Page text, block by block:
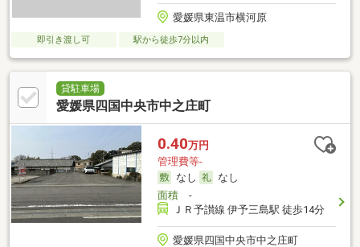
愛媛県東温市横河原
即引き渡し可 駅から徒歩7分以内
貸駐車場
愛媛県四国中央市中之庄町
0.40万円
管理費等-
なし
なし
面積-
ＪＲ予讃線 伊予三島駅 徒歩14分
愛媛県四国中央市中之庄町